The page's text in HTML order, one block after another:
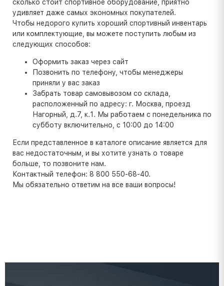
сколько стоит спортивное оборудование, приятно
удивляет даже самых экономных покупателей.
Чтобы недорого купить хороший спортивный инвентарь
или комплектующие, вы можете поступить любым из
следующих способов:
Оформить заказ через сайт
Позвонить по телефону, чтобы менеджеры
приняли у вас заказ
Забрать товар самовывозом со склада,
расположенный по адресу: г. Москва, проезд
Нагорный, д.7, к.1. Мы работаем с понедельника по
субботу включительно, с 10:00 до 14:00
Если представленное в каталоге описание является для
вас недостаточным, и вы хотите узнать о товаре
больше, то позвоните нам.
Контактный телефон: 8 800 550-68-40.
Мы обязательно ответим на все ваши вопросы!